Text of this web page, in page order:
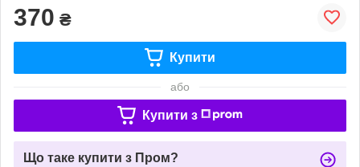
370 ₴
Купити
або
Купити з
Що таке купити з Пром?